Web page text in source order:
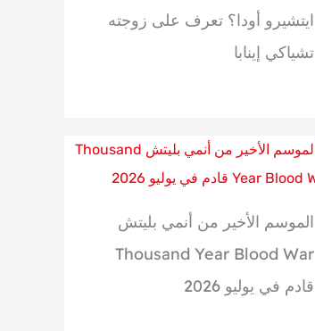
ايتشيرو أودا؟ تعرف على زوجته
تشياكي إينابا
الموسم الأخير من أنمي بليتش
Thousand Year Blood War
قادم في يوليو 2026